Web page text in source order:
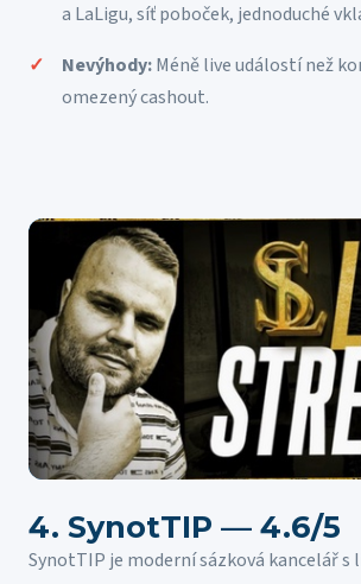
a LaLigu, síť poboček, jednoduché
Nevýhody:Méně live událostí než
omezený cashout.
4. SynotTIP — 4.6/5
SynotTIP je moderní sázková kancelář s